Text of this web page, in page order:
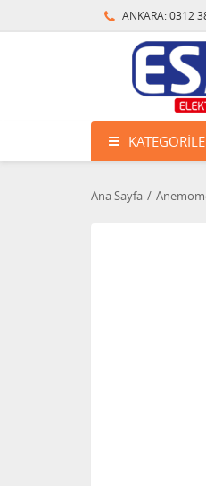
ANKARA: 0312
Ana Sayfa